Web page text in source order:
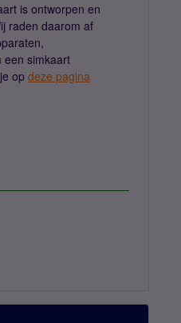
is ontworpen en
raden daarom af
een simkaart
op deze pagina